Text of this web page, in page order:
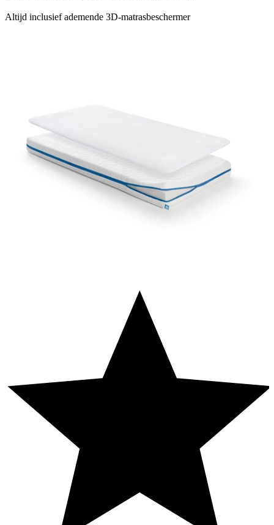
Altijd inclusief ademende 3D-matrasbeschermer